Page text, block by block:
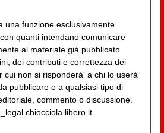
una funzione esclusivamente
quanti intendano comunicare
al materiale già pubblicato
dei contributi e correttezza dei
cui non si risponderà' a chi lo userà
pubblicare o a qualsiasi tipo di
commento o discussione.
chiocciola libero.it